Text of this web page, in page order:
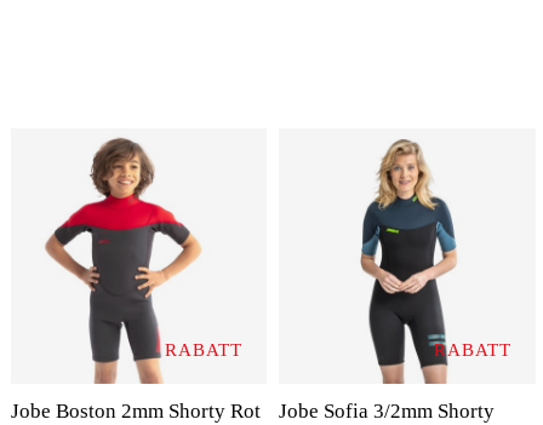
RABATT
Jobe Boston 2mm Shorty Rot
RABATT
Jobe Sofia 3/2mm Shorty